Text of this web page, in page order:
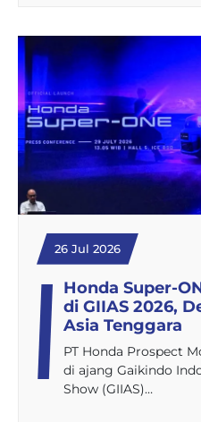
26 Jul 2026
Honda Super-
di GIIAS 2026,
Asia Tenggara
PT Honda Prospect
di ajang Gaikindo
Show (GIIAS)…